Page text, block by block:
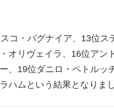
ク
ニ
コ・バグナイア、13位ス
オリヴェイラ、16位アン
、19位ダニロ・ペトルッ
ハムという結果となりまし